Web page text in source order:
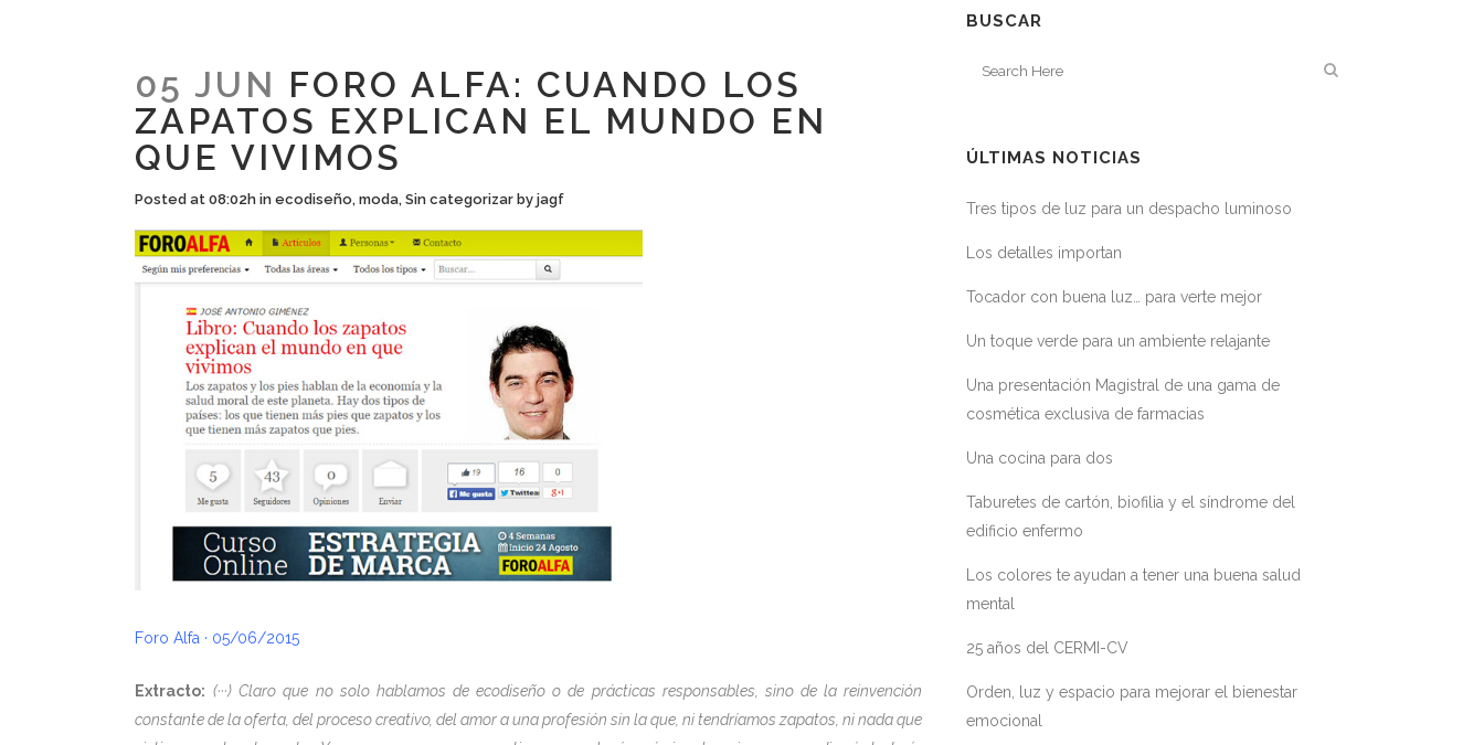
05 JUN FORO ALFA: CUANDO LOS
ZAPATOS EXPLICAN EL MUNDO EN
QUE VIVIMOS
Posted at 08:02h in ecodiseño, moda, Sin categorizar by jagf
Foro Alfa · 05/06/2015
Extracto: (···) Claro que no solo hablamos de ecodiseño o de prácticas responsables, sino de la reinvención
constante de la oferta, del proceso creativo, del amor a una profesión sin la que, ni tendríamos zapatos, ni nada que
BUSCAR
ÚLTIMAS NOTICIAS
Tres tipos de luz para un despacho luminoso
Los detalles importan
Tocador con buena luz… para verte mejor
Un toque verde para un ambiente relajante
Una presentación Magistral de una gama de
cosmética exclusiva de farmacias
Una cocina para dos
Taburetes de cartón, biofilia y el síndrome del
edificio enfermo
Los colores te ayudan a tener una buena salud
mental
25 años del CERMI-CV
Orden, luz y espacio para mejorar el bienestar
emocional